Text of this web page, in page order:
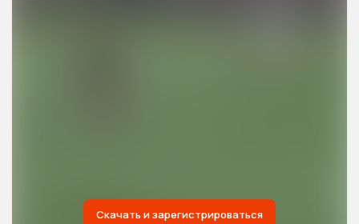
Скачать и зарегистрироваться